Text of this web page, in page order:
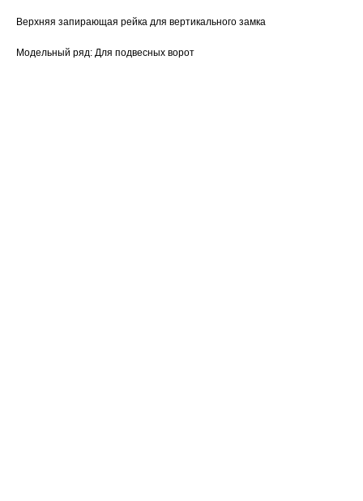
Верхняя запирающая рейка для вертикального замка
Модельный ряд: Для подвесных ворот